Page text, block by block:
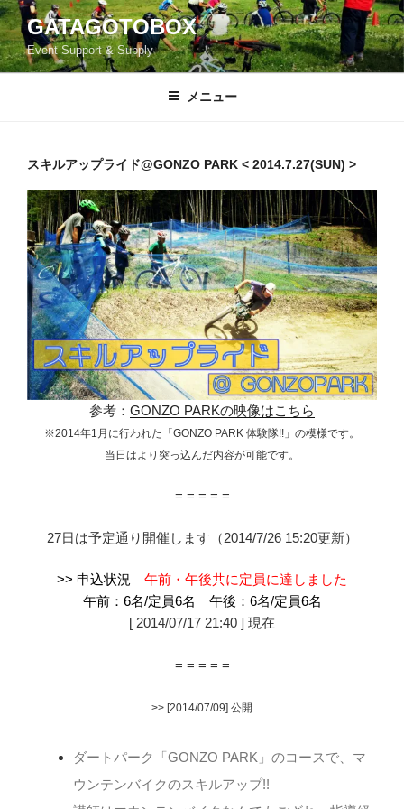
コ
ン
テ
ン
GATAGOTOBOX
Event Support & Supply
メニュー
スキルアップライド@GONZO PARK < 2014.7.27(SUN) >
参考： GONZO PARKの映像はこちら
※2014年1月に行われた「GONZO PARK 体験隊!!」の模様です。
当日はより突っ込んだ内容が可能です。
= = = = =
27日は予定通り開催します（2014/7/26 15:20更新）
>> 申込状況 午前・午後共に定員に達しました
午前：6名/定 員6名 午後：6名/定員6名
[ 2014/07/17 21:40 ] 現在
= = = = =
>> [2014/07/09] 公開
ダートパーク「GONZO PARK」のコースで、マ
ウンテンバイクのスキルアップ!!